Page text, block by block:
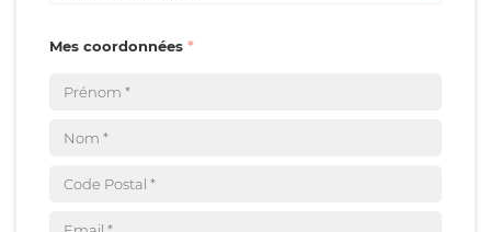
Mes coordonnées